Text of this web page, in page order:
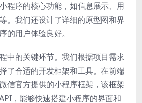
程序的核心功能，如信息展示、用
。我们还设计了详细的原型图和界
的用户体验良好。
中的关键环节。我们根据项目需求
了合适的开发框架和工具。在前端
信官方提供的小程序框架，该框架
，能够快速搭建小程序的界面和